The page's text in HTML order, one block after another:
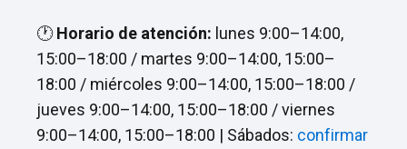
🕐Horario de atención: lunes 9:00–14:00,
15:00–18:00 / martes 9:00–14:00, 15:00–
18:00 / miércoles 9:00–14:00, 15:00–18:00 /
jueves 9:00–14:00, 15:00–18:00 / viernes
9:00–14:00, 15:00–18:00 | Sábados: confirmar